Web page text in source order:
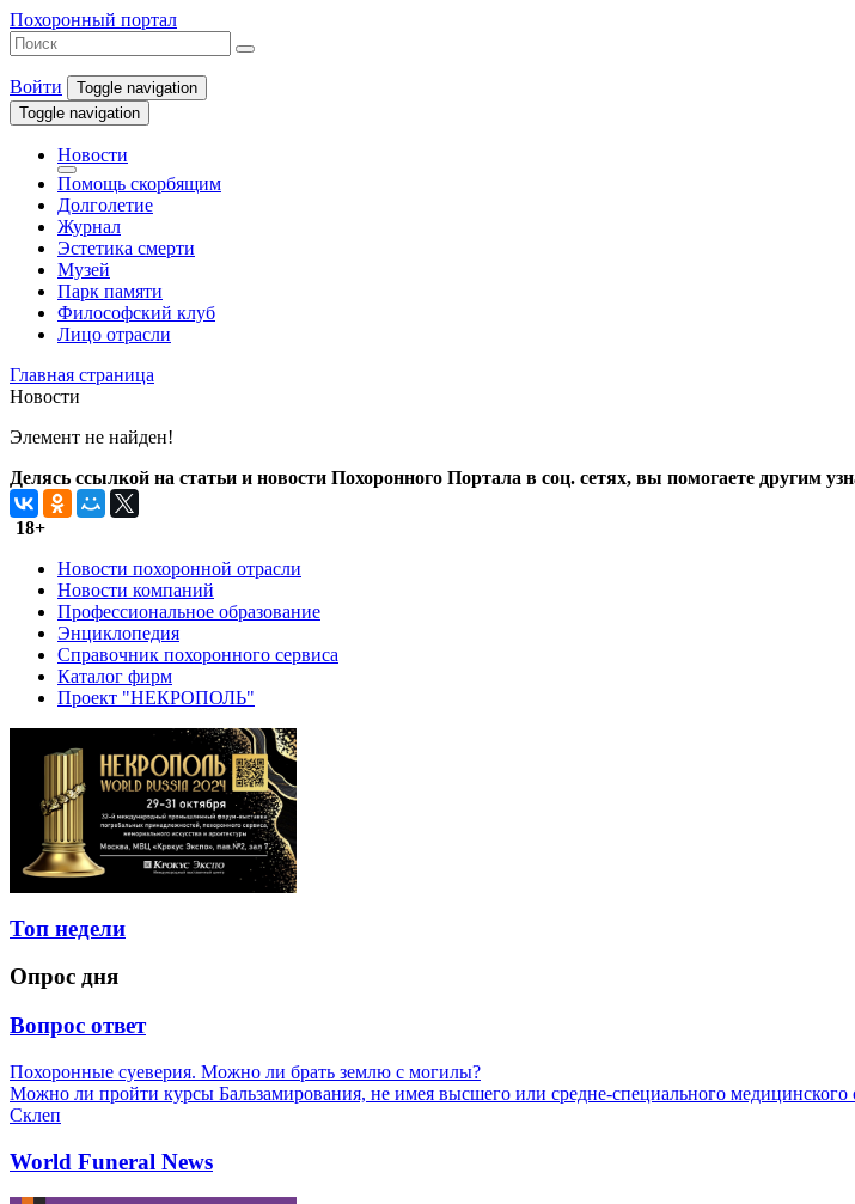
Похоронный портал
Войти
Toggle navigation
Toggle navigation
Новости
Помощь скорбящим
Долголетие
Журнал
Эстетика смерти
Музей
Парк памяти
Философский клуб
Лицо отрасли
Главная страница
Новости
Элемент не найден!
Делясь ссылкой на статьи и новости Похоронного Портала в соц. сетях, вы помогаете другим
18+
Новости похоронной отрасли
Новости компаний
Профессиональное образование
Энциклопедия
Справочник похоронного сервиса
Каталог фирм
Проект "НЕКРОПОЛЬ"
Топ недели
Опрос дня
Вопрос ответ
Похоронные суеверия. Можно ли брать землю с могилы?
Можно ли пройти курсы Бальзамирования, не имея высшего или средне-специального медицинского
Склеп
World Funeral News